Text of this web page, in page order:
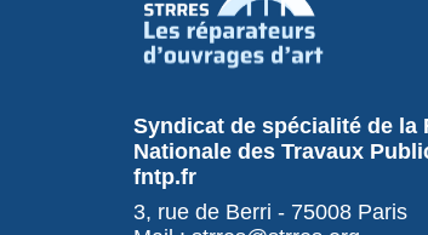
Syndicat de spécialité de la
Nationale des Travaux
fntp.fr
3, rue de Berri - 75008 Paris